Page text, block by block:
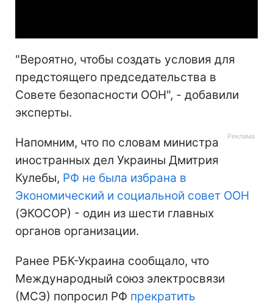
"Вероятно, чтобы создать условия для
предстоящего председательства в
Совете безопасности ООН", - добавили
эксперты.
Напомним, что по словам министра
иностранных дел Украины Дмитрия
Кулебы, РФ не была избрана в
Экономический и социальной совет ООН
(ЭКОСОР) - один из шести главных
органов организации.
Ранее РБК-Украина сообщало, что
Международный союз электросвязи
(МСЭ) попросил РФ прекратить